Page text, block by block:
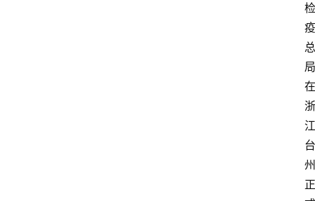
检
疫
总
局
在
浙
江
台
州
正